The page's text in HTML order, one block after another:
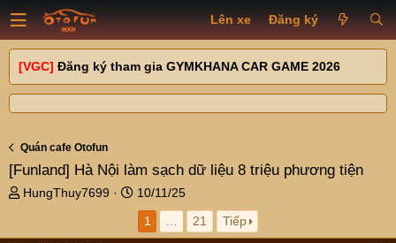
Lên xe Đăng ký
[VGC] Đăng ký tham gia GYMKHANA CAR GAME 2026
Quán cafe Otofun
[Funland] Hà Nội làm sạch dữ liệu 8 triệu phương tiện
T
HungThuy7699
N
g
10/11/25
1
21 Tiếp